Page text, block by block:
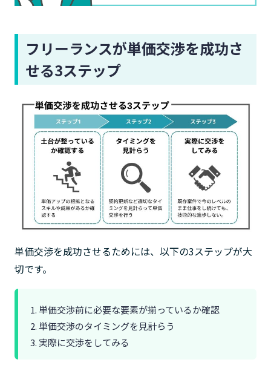
フリーランスが単価交渉を成功さ
せる3ステップ
単価交渉を成功させるためには、以下の3ステップが大
切です。
1. 単価交渉前に必要な要素が揃っているか確認
2. 単価交渉のタイミングを見計らう
3. 実際に交渉をしてみる